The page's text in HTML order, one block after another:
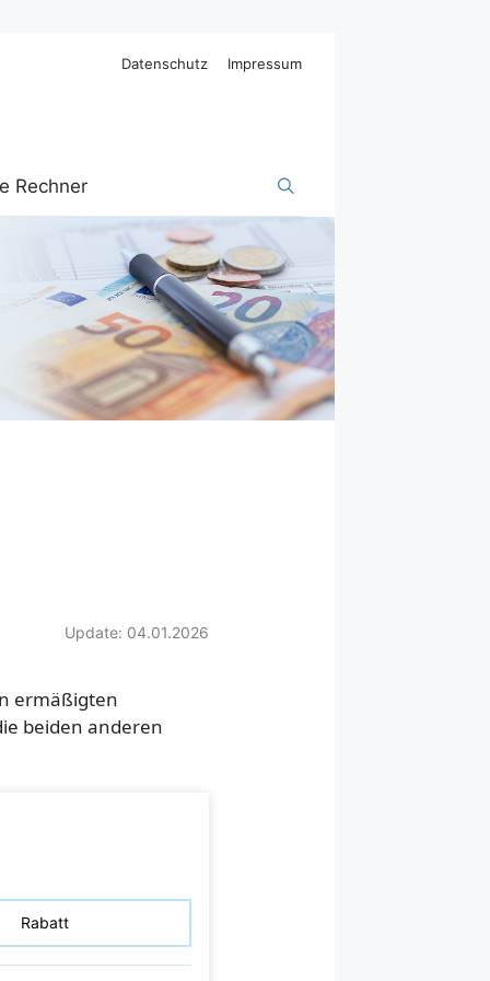
Datenschutz Impressum
Rechner
Update: 04.01.2026
ermäßigten
beiden anderen
Rabatt